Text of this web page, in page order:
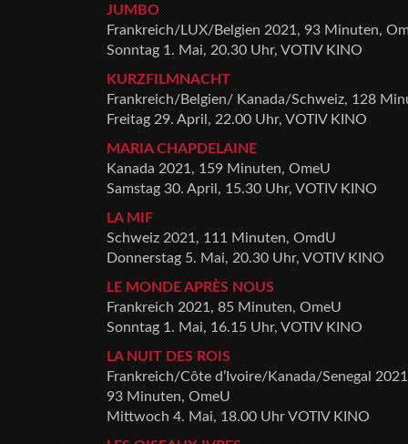
JUMBO
Frankreich/LUX/Belgien 2021, 93 Minuten,
Sonntag 1. Mai, 20.30 Uhr, VOTIV KINO
KURZFILMNACHT
Frankreich/Belgien/ Kanada/Schweiz, 128
Freitag 29. April, 22.00 Uhr, VOTIV KINO
MARIA CHAPDELAINE
Kanada 2021, 159 Minuten, OmeU
Samstag 30. April, 15.30 Uhr, VOTIV KINO
LA MIF
Schweiz 2021, 111 Minuten, OmdU
Donnerstag 5. Mai, 20.30 Uhr, VOTIV KINO
LE MONDE APRÈS NOUS
Frankreich 2021, 85 Minuten, OmeU
Sonntag 1. Mai, 16.15 Uhr, VOTIV KINO
LA NUIT DES ROIS
Frankreich/Côte d’Ivoire/Kanada/Senegal
93 Minuten, OmeU
Mittwoch 4. Mai, 18.00 Uhr VOTIV KINO